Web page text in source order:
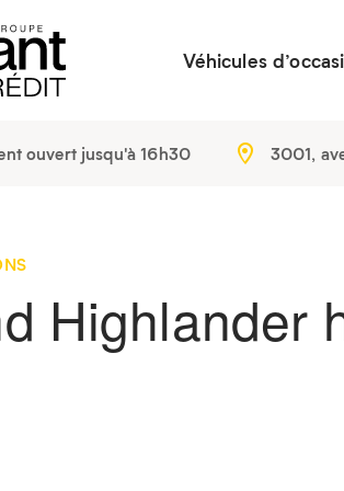
Véhicules
ouvert jusqu'à 16h30 3001,
Highlander